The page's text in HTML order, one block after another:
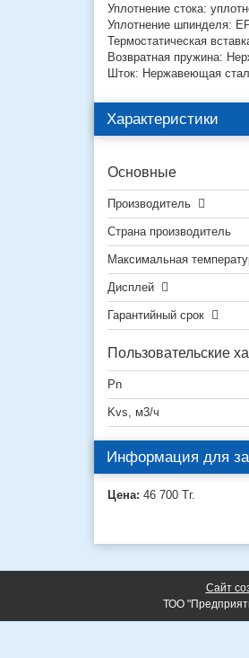
Уплотнение стока:
Уплотнение шпинделя:
Термостатическая
Возвратная пружина:
Шток: Нержавеющая
Характеристики
Основные
Производитель
Страна производитель
Максимальная
Дисплей
Гарантийный срок
Пользовательские
Pn
Kvs, м3/ч
Информация для
Цена: 46 700 Тг.
Сайт
ТОО